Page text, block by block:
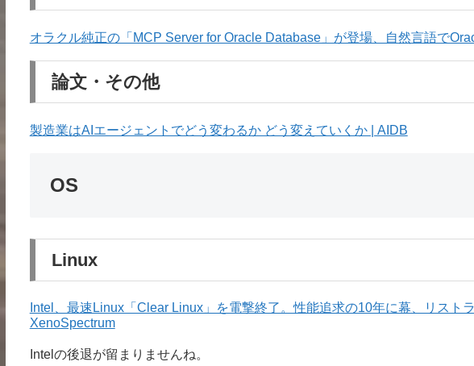
オラクル純正の「MCP Server for Oracle Database」が登場、自然言語で
論文・その他
製造業はAIエージェントでどう変わるか どう変えていくか | AIDB
OS
Linux
Intel、最速Linux「Clear Linux」を電撃終了。性能追求の10年に幕、リスト
XenoSpectrum
Intelの後退が留まりませんね。